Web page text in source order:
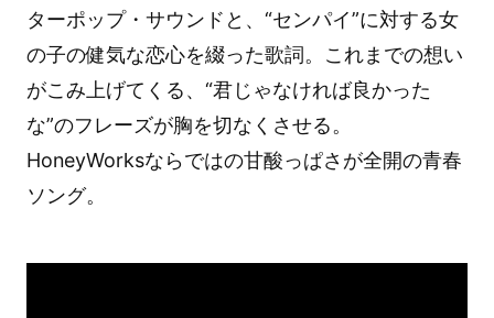
ターポップ・サウンドと、“センパイ”に対する女
の子の健気な恋心を綴った歌詞。これまでの想い
がこみ上げてくる、“君じゃなければ良かった
な”のフレーズが胸を切なくさせる。
HoneyWorksならではの甘酸っぱさが全開の青春
ソング。